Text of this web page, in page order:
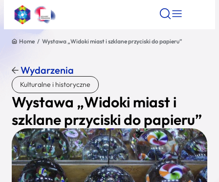
Znajdź atrakcję
Nazwa atrakcji
Miasto
Kategoria
Wyszukaj
Home / Wystawa „Widoki miast i szklane przyciski do papieru”
Wydarzenia
Kulturalne i historyczne
Wystawa „Widoki miast i
szklane przyciski do papieru”